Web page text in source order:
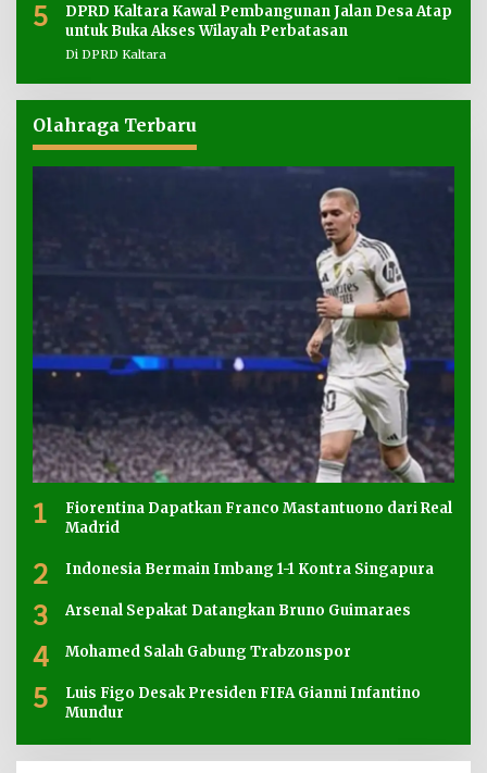
5
DPRD Kaltara Kawal Pembangunan Jalan Desa Atap
untuk Buka Akses Wilayah Perbatasan
Di DPRD Kaltara
Olahraga Terbaru
1
Fiorentina Dapatkan Franco Mastantuono dari Real
Madrid
2 Indonesia Bermain Imbang 1-1 Kontra Singapura
3 Arsenal Sepakat Datangkan Bruno Guimaraes
4 Mohamed Salah Gabung Trabzonspor
5
Luis Figo Desak Presiden FIFA Gianni Infantino
Mundur